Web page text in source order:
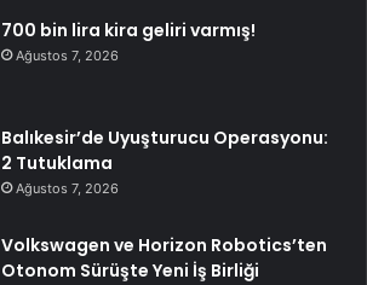
700 bin lira kira geliri varmış!
Ağustos 7, 2026
Balıkesir’de Uyuşturucu Operasyonu:
2 Tutuklama
Ağustos 7, 2026
Volkswagen ve Horizon Robotics’ten
Otonom Sürüşte Yeni İş Birliği